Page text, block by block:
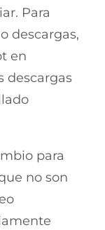
Para
descargas,
en
descargas
para
no son